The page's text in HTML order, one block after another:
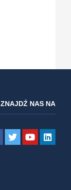
ZNAJDŹ NAS NA